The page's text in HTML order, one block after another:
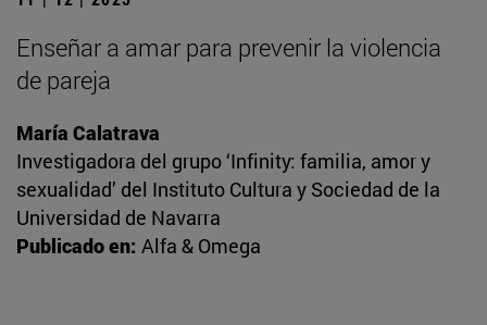
Enseñar a amar para prevenir la violencia
de pareja
María Calatrava
Investigadora del grupo ‘Infinity: familia, amor y
sexualidad’ del Instituto Cultura y Sociedad de la
Universidad de Navarra
Publicado en: Alfa & Omega